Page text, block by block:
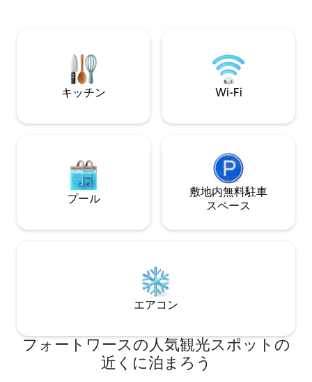
コンベンションセンター、バス・パフォ
ーマンス・ホール、市内の一流レストラ
ンまで徒歩で行けます。まさに最適なロ
ケーションにある、洗練された、見事に
（14人用） ✔ ビ
ッカー、エアホッ
ーからは、下にあ
他にはない✔、航
キッチン Wi-Fi
プール
敷地内無料駐⁠車
ス⁠ペ⁠ー⁠ス
エアコン
フォートワースの人気観光スポットの
近くに泊まろう